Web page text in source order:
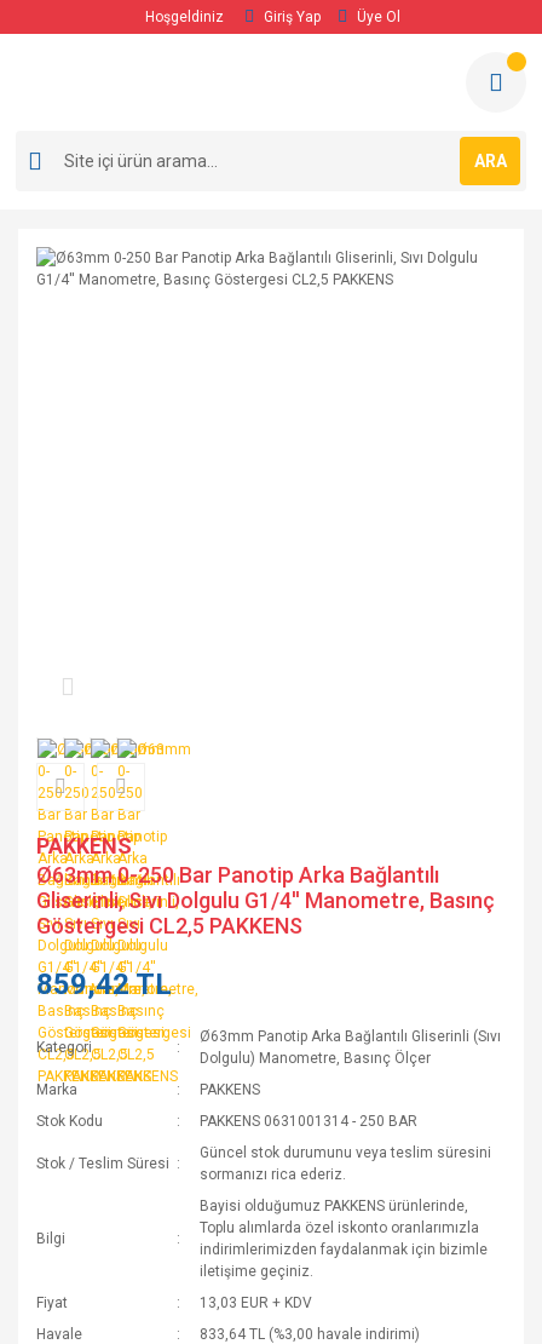
Hoşgeldiniz Giriş Yap Üye Ol
ARA
PAKKENS
Ø63mm 0-250 Bar Panotip Arka Bağlantılı
Gliserinli, Sıvı Dolgulu G1/4'' Manometre, Basınç
Göstergesi CL2,5 PAKKENS
859,42 TL
Kategori
Ø63mm Panotip Arka Bağlantılı Gliserinli (Sıvı
Dolgulu) Manometre, Basınç Ölçer
Marka
PAKKENS
Stok Kodu
PAKKENS 0631001314 - 250 BAR
Stok / Teslim Süresi
Güncel stok durumunu veya teslim süresini
sormanızı rica ederiz.
Bilgi
Bayisi olduğumuz PAKKENS ürünlerinde,
Toplu alımlarda özel iskonto oranlarımızla
indirimlerimizden faydalanmak için bizimle
iletişime geçiniz.
Fiyat
13,03 EUR + KDV
Havale
833,64 TL (%3,00 havale indirimi)